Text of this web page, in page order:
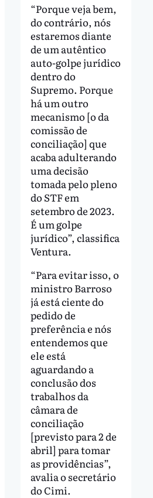
“Porque veja bem,
do contrário, nós
estaremos diante
de um autêntico
auto-golpe jurídico
dentro do
Supremo. Porque
há um outro
mecanismo [o da
comissão de
conciliação] que
acaba adulterando
uma decisão
tomada pelo pleno
do STF em
setembro de 2023.
É um golpe
jurídico”, classifica
Ventura.
“Para evitar isso, o
ministro Barroso
já está ciente do
pedido de
preferência e nós
entendemos que
ele está
aguardando a
conclusão dos
trabalhos da
câmara de
conciliação
[previsto para 2 de
abril] para tomar
as providências”,
avalia o secretário
do Cimi.